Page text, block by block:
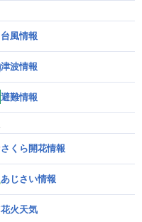
台風情報
津波情報
避難情報
さくら開花情報
あじさい情報
花火天気